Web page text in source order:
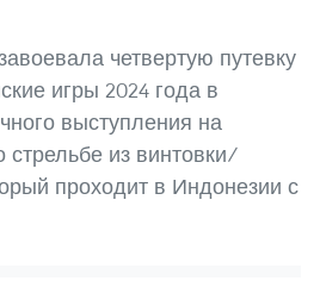
четвертую путевку
игры 2024 года в
выступления на
стрельбе из винтовки/
проходит в Индонезии с